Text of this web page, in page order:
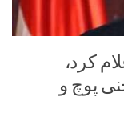
کرد،
پوچ و